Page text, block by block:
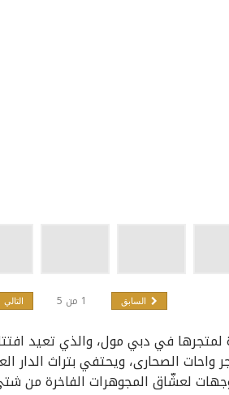
السابق 1 من 5 التالي
لمتجرها في دبي مول، والذي تعيد
الصحارى، ويحتفي بتراث الدار
لعشّاق المجوهرات الفاخرة من شتى